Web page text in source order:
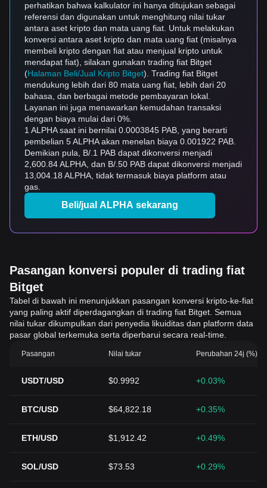
perhatikan bahwa kalkulator ini hanya ditujukan sebagai
referensi dan digunakan untuk menghitung nilai tukar
antara aset kripto dan mata uang fiat. Untuk melakukan
konversi antara aset kripto dan mata uang fiat (misalnya
membeli kripto dengan fiat atau menjual kripto untuk
mendapat fiat), silakan gunakan trading fiat Bitget
(Halaman Beli/Jual Kripto Bitget). Trading fiat Bitget
mendukung lebih dari 80 mata uang fiat, lebih dari 20
bahasa, dan berbagai metode pembayaran lokal.
Layanan ini juga menawarkan kemudahan transaksi
dengan biaya mulai dari 0%.
1 ALPHA saat ini bernilai 0.0003845 PAB, yang berarti
pembelian 5 ALPHA akan menelan biaya 0.001922 PAB.
Demikian pula, B/.1 PAB dapat dikonversi menjadi
2,600.84 ALPHA, dan B/.50 PAB dapat dikonversi menjadi
13,004.18 ALPHA, tidak termasuk biaya platform atau
gas.
Beli/jual ALPHA sekarang
Pasangan konversi populer di trading fiat
Bitget
Tabel di bawah ini menunjukkan pasangan konversi kripto-ke-fiat
yang paling aktif diperdagangkan di trading fiat Bitget. Semua
nilai tukar dikumpulkan dari penyedia likuiditas dan platform data
pasar global terkemuka serta diperbarui secara real-time.
Pasangan Nilai tukar Perubahan 24j (%)
USDT/USD $0.9992 +0.03%
BTC/USD $64,822.18 +0.35%
ETH/USD $1,912.42 +0.49%
SOL/USD $73.53 +0.29%